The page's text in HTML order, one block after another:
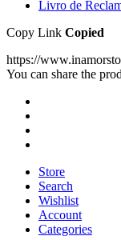
Livro de
Copy Link Copied
https://
You can share the
Store
Search
Wishlist
Account
Categories